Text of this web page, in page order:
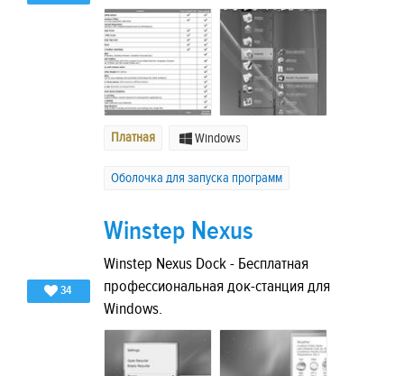
Платная Windows
Оболочка для запуска программ
34
Winstep Nexus
Winstep Nexus Dock - Бесплатная
профессиональная док-станция для
Windows.